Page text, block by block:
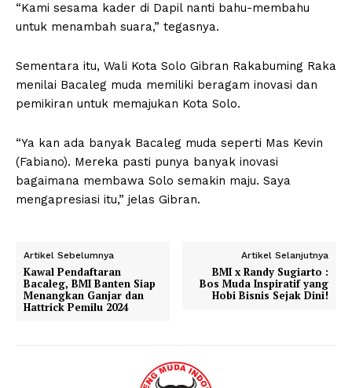
“Kami sesama kader di Dapil nanti bahu-membahu
untuk menambah suara,” tegasnya.
Sementara itu, Wali Kota Solo Gibran Rakabuming Raka
menilai Bacaleg muda memiliki beragam inovasi dan
pemikiran untuk memajukan Kota Solo.
“Ya kan ada banyak Bacaleg muda seperti Mas Kevin
(Fabiano). Mereka pasti punya banyak inovasi
bagaimana membawa Solo semakin maju. Saya
mengapresiasi itu,” jelas Gibran.
Artikel Sebelumnya
Kawal Pendaftaran
Bacaleg, BMI Banten Siap
Menangkan Ganjar dan
Hattrick Pemilu 2024
Artikel Selanjutnya
BMI x Randy Sugiarto :
Bos Muda Inspiratif yang
Hobi Bisnis Sejak Dini!